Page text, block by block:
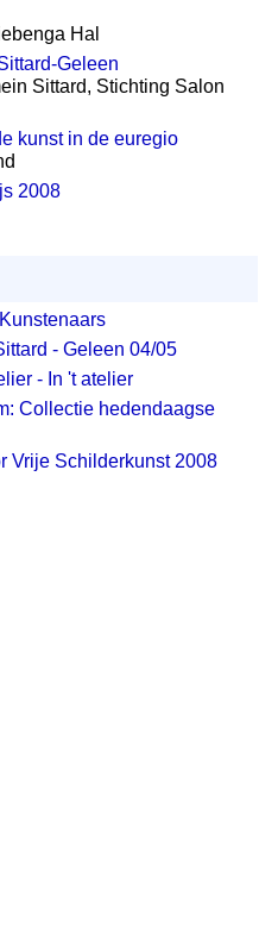
Hal
Geleen
Sittard, Stichting Salon
kunst in de euregio
2008
- Geleen 04/05
- In 't atelier
Collectie hedendaagse
Vrije Schilderkunst 2008